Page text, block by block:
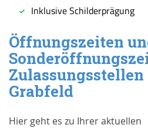
Öffnungszeiten
Grabfeld
Hier geht es zu Ihrer aktuellen